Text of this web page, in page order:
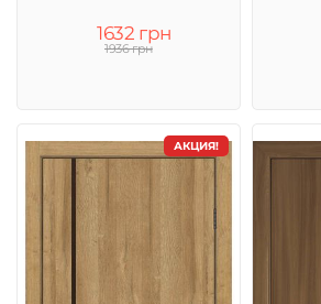
1632 грн
1936 грн
АКЦИЯ!